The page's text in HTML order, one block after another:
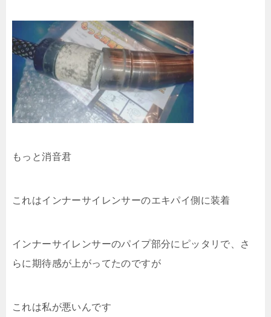
もっと消音君
これはインナーサイレンサーのエキパイ側に装着
インナーサイレンサーのパイプ部分にピッタリで、さ
らに期待感が上がってたのですが
これは私が悪いんです